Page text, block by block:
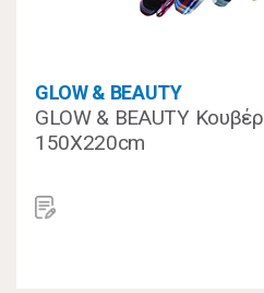
GLOW & BEAUTY
GLOW & BEAUTY
150X220cm